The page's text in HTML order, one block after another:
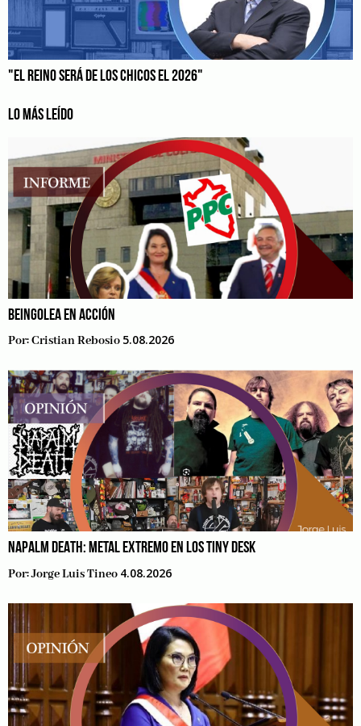
"EL REINO SERÁ DE LOS CHICOS EL 2026"
LO MÁS LEÍDO
BEINGOLEA EN ACCIÓN
Por:Cristian Rebosio 5.08.2026
NAPALM DEATH: METAL EXTREMO EN LOS TINY DESK
Por:Jorge Luis Tineo 4.08.2026